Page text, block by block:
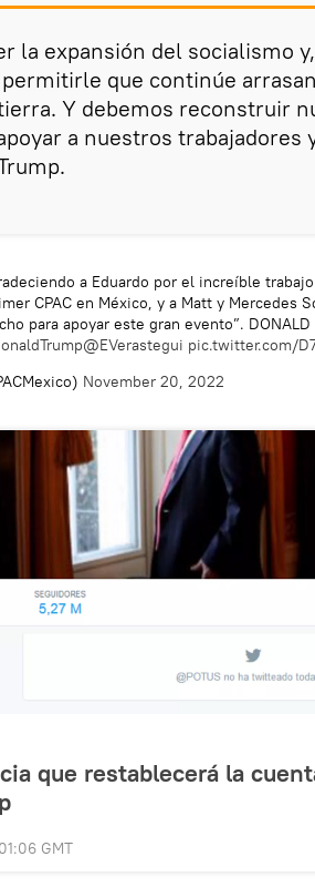
la expansión del socialismo y,
que continúe
Y debemos reconstruir
a nuestros trabajadores
a Eduardo por el increíble
CPAC en México, y a Matt y Mercedes
para apoyar este gran evento”. DONALD
@EVerastegui pic.twitter.com/
November 20, 2022
que restablecerá la
GMT